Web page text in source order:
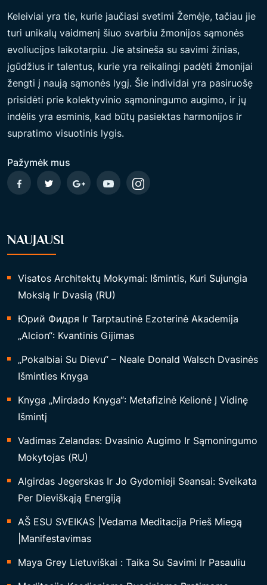
N
S
U
I
I
R
M
N
I
A
M
Ų
Į
I
Keleiviai yra tie, kurie jaučiasi svetimi Žemėje, tačiau jie
turi unikalų vaidmenį šiuo svarbiu žmonijos sąmonės
evoliucijos laikotarpiu. Jie atsineša su savimi žinias,
įgūdžius ir talentus, kurie yra reikalingi padėti žmonijai
žengti į naują sąmonės lygį. Šie individai yra pasiruošę
prisidėti prie kolektyvinio sąmoningumo augimo, ir jų
indėlis yra esminis, kad būtų pasiektas harmonijos ir
supratimo visuotinis lygis.
Pažymėk mus
NAUJAUSI
Visatos Architektų Mokymai: Išmintis, Kuri Sujungia
Mokslą Ir Dvasią (RU)
Юрий Фидря Ir Tarptautinė Ezoterinė Akademija
„Alcion“: Kvantinis Gijimas
„Pokalbiai Su Dievu“ – Neale Donald Walsch Dvasinės
Išminties Knyga
Knyga „Mirdado Knyga“: Metafizinė Kelionė Į Vidinę
Išmintį
Vadimas Zelandas: Dvasinio Augimo Ir Sąmoningumo
Mokytojas (RU)
Algirdas Jegerskas Ir Jo Gydomieji Seansai: Sveikata
Per Dieviškąją Energiją
AŠ ESU SVEIKAS |Vedama Meditacija Prieš Miegą
|Manifestavimas
Maya Grey Lietuviškai : Taika Su Savimi Ir Pasauliu